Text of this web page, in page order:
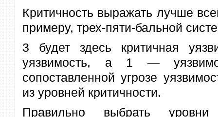
Критичность выражать лучше
примеру, трех-пяти-бальной
3 будет здесь критичная
уязвимость, а 1 —
сопоставленной угрозе
из уровней критичности.
Правильно выбрать